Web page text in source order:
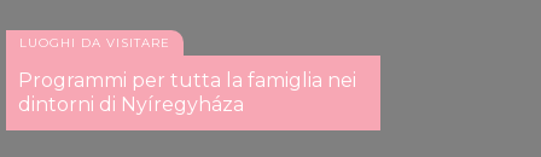
LUOGHI DA VISITARE
Programmi per tutta la famiglia nei
dintorni di Nyíregyháza